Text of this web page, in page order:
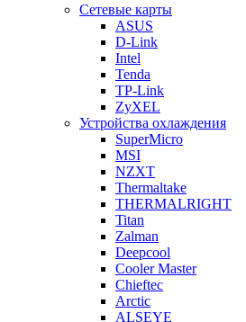
Сетевые карты
ASUS
D-Link
Intel
Tenda
TP-Link
ZyXEL
Устройства охлаждения
SuperMicro
MSI
NZXT
Thermaltake
THERMALRIGHT
Titan
Zalman
Deepcool
Cooler Master
Chieftec
Arctic
ALSEYE